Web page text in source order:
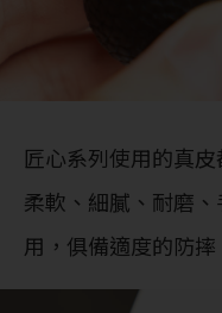
匠心系列使用的真
柔軟、細膩、耐磨
用，俱備適度的防摔